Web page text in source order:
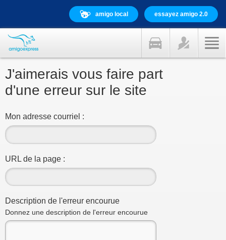
amigo local essayez amigo 2.0
J'aimerais vous faire part
d'une erreur sur le site
Mon adresse courriel :
URL de la page :
Description de l'erreur encourue
Donnez une description de l'erreur encourue